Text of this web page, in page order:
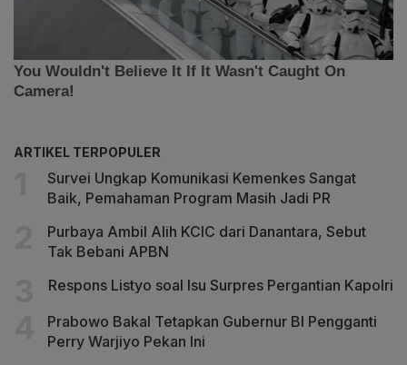
ARTIKEL TERPOPULER
Survei Ungkap Komunikasi Kemenkes Sangat
Baik, Pemahaman Program Masih Jadi PR
Purbaya Ambil Alih KCIC dari Danantara, Sebut
Tak Bebani APBN
Respons Listyo soal Isu Surpres Pergantian Kapolri
Prabowo Bakal Tetapkan Gubernur BI Pengganti
Perry Warjiyo Pekan Ini